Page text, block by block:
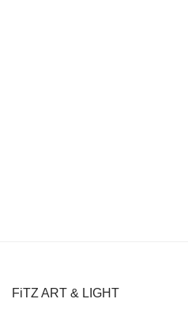
FiTZ ART & LIGHT